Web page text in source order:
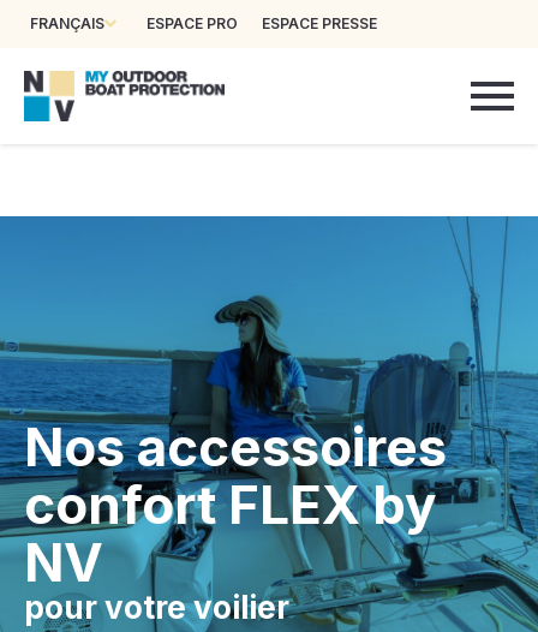
FRANÇAIS ESPACE PRO ESPACE PRESSE
Nos accessoires
confort FLEX by
NV
pour votre voilier